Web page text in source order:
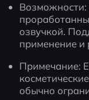
озвучкой.
применение и
Примечание:
обычно